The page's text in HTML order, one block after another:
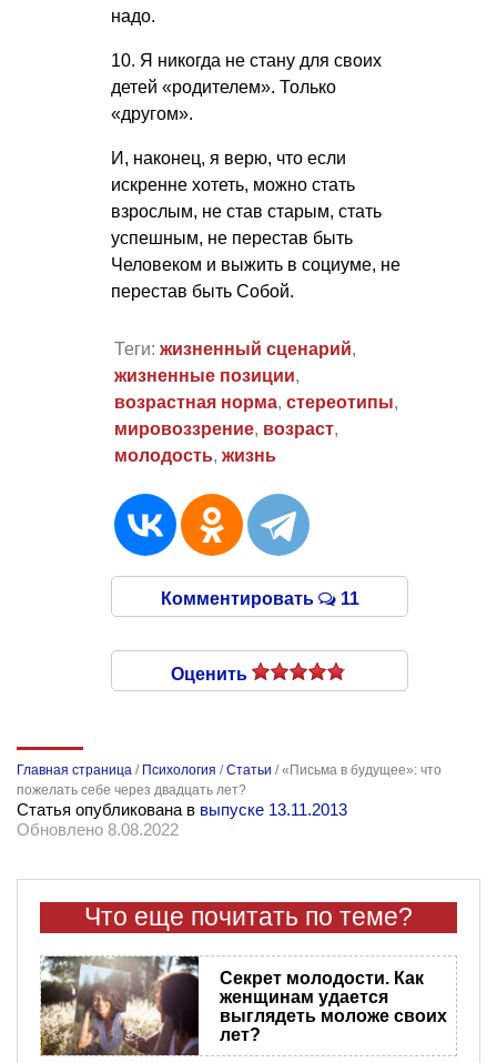
надо.
10. Я никогда не стану для своих
детей «родителем». Только
«другом».
И, наконец, я верю, что если
искренне хотеть, можно стать
взрослым, не став старым, стать
успешным, не перестав быть
Человеком и выжить в социуме, не
перестав быть Собой.
Теги: жизненный сценарий,
жизненные позиции,
возрастная норма, стереотипы,
мировоззрение, возраст,
молодость, жизнь
Комментировать 11
Оценить
Главная страница / Психология /Статьи /«Письма в будущее»: что
пожелать себе через двадцать лет?
Статья опубликована в выпуске 13.11.2013
Обновлено 8.08.2022
Что еще почитать по теме?
Секрет молодости. Как
женщинам удается
выглядеть моложе своих
лет?